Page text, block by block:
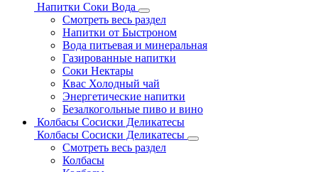
Напитки Соки Вода
Смотреть весь раздел
Напитки от Быстроном
Вода питьевая и минеральная
Газированные напитки
Соки Нектары
Квас Холодный чай
Энергетические напитки
Безалкогольные пиво и вино
Колбасы Сосиски Деликатесы
Колбасы Сосиски Деликатесы
Смотреть весь раздел
Колбасы